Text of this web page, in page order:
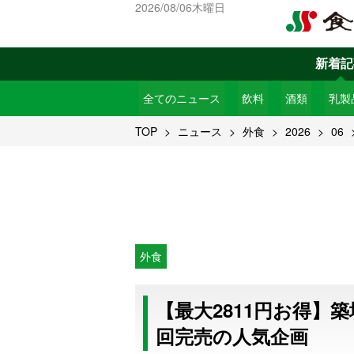
2026/08/06木曜日
新着
全てのニュース 飲料 酒類 乳製
TOP ニュース 外食 2026 06
外食
【最大2811円お得】
回完売の人気企画